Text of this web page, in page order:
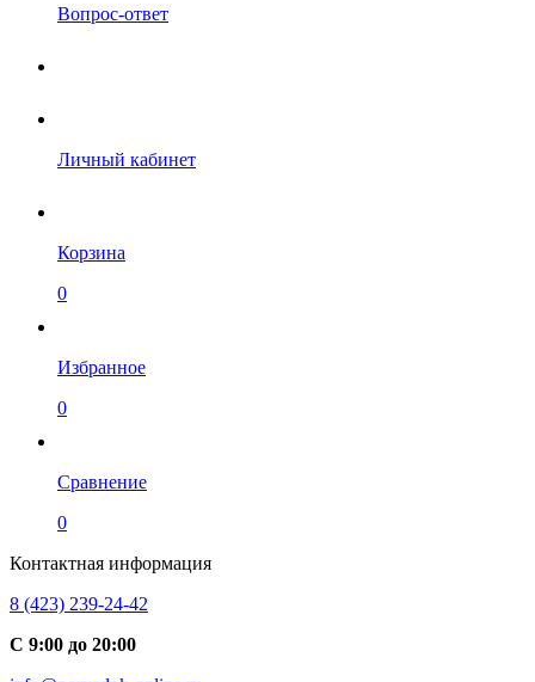
Вопрос-ответ
Личный кабинет
Корзина
0
Избранное
0
Сравнение
0
Контактная информация
8 (423) 239-24-42
С 9:00 до 20:00